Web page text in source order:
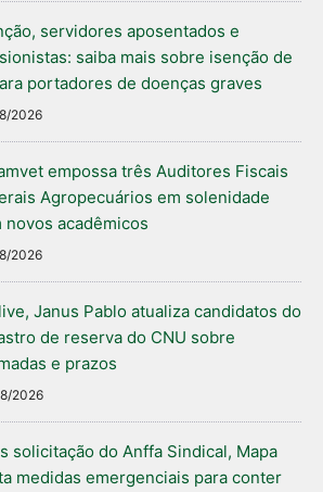
servidores aposentados e
saiba mais sobre isenção de
portadores de doenças graves
2026
empossa três Auditores Fiscais
Agropecuários em solenidade
novos acadêmicos
2026
Janus Pablo atualiza candidatos do
de reserva do CNU sobre
e prazos
2026
solicitação do Anffa Sindical, Mapa
medidas emergenciais para conter